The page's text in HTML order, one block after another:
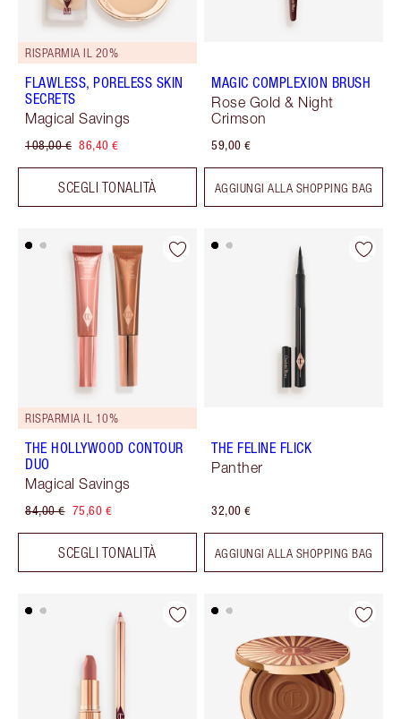
RISPARMIA IL 20%
FLAWLESS, PORELESS SKIN
SECRETS
Magical Savings
108,00 € 86,40 €
SCEGLI TONALITÀ
MAGIC COMPLEXION BRUSH
Rose Gold & Night
Crimson
59,00 €
AGGIUNGI ALLA SHOPPING BAG
RISPARMIA IL 10%
THE HOLLYWOOD CONTOUR
DUO
Magical Savings
84,00 € 75,60 €
SCEGLI TONALITÀ
THE FELINE FLICK
Panther
32,00 €
AGGIUNGI ALLA SHOPPING BAG